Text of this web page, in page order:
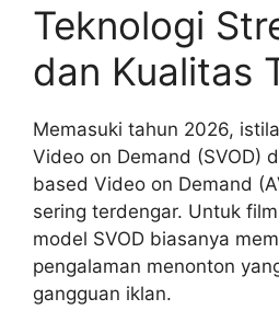
Teknologi
dan Kualitas
Memasuki tahun 2026,
Video on Demand (SVOD)
based Video on Demand
sering terdengar. Untuk
model SVOD biasanya
pengalaman menonton
gangguan iklan.